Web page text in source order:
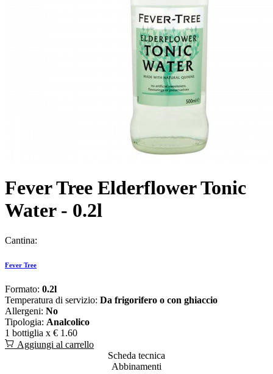
Fever Tree Elderflower Tonic
Water - 0.2l
Cantina:
Fever Tree
Formato: 0.2l
Temperatura di servizio: Da frigorifero o con ghiaccio
Allergeni: No
Tipologia: Analcolico
1 bottiglia x € 1.60
Aggiungi al carrello
Scheda tecnica
Abbinamenti